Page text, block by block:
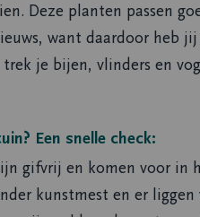
Deze planten passen
want daardoor heb
je bijen, vlinders en
Een snelle check:
gifvrij en komen voor in
kunstmest en er liggen